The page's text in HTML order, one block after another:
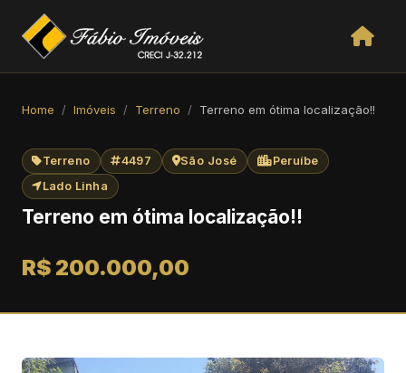
Home Imóveis Terreno Terreno em ótima localização!!
Terreno 4497 São José
Peruíbe
Lado Linha
Terreno em ótima localização!!
R$ 200.000,00